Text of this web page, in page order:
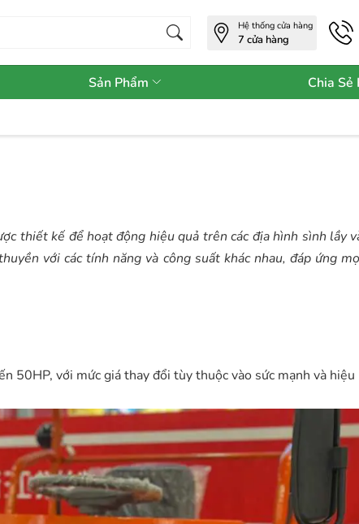
Hệ thống cửa hàng
7 cửa hàng
Sản Phẩm Chia Sẻ
thiết kế để hoạt động hiệu quả trên các địa hình sình lầy
với các tính năng và công suất khác nhau, đáp ứng
50HP, với mức giá thay đổi tùy thuộc vào sức mạnh và hiệu